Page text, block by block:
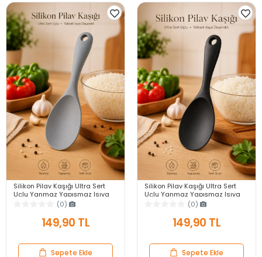
Silikon Pilav Kaşığı Ultra Sert
Uçlu Yanmaz Yapışmaz Isıya
Dayanıklı Gri Servis Yemek
(0)
149,90 TL
Sepete Ekle
Silikon Pilav Kaşığı Ultra Sert
Uçlu Yanmaz Yapışmaz Isıya
Dayanıklı Siyah Servis Yemek
(0)
149,90 TL
Sepete Ekle